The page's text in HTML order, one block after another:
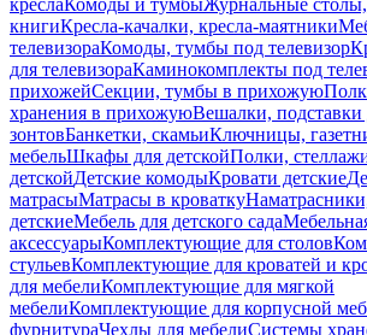
креслаКомоды и тумбыЖурнальные
книгиКресла-качалки, кресла-маятники
телевизораКомоды, тумбы под телевизор
для телевизораКаминокомплекты под
прихожейСекции, тумбы в прихожую
хранения в прихожуюВешалки, подставки
зонтовБанкетки, скамьиКлючницы,
мебельШкафы для детскойПолки,
детскойДетские комодыКровати детские
матрасыМатрасы в кроватку
детскиеМебель для детского сада
аксессуарыКомплектующие для столов
стульевКомплектующие для кроватей и
для мебелиКомплектующие для мягкой
мебелиКомплектующие для корпусной
фурнитураЧехлы для мебелиСистемы